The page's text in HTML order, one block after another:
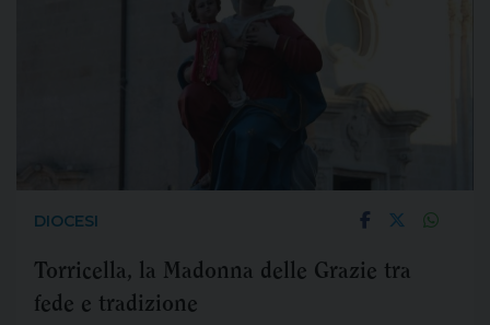
DIOCESI
Torricella, la Madonna delle Grazie tra
fede e tradizione